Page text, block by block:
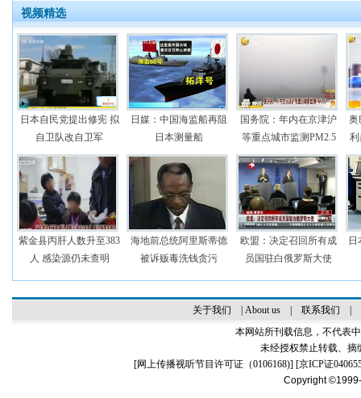
视频精选
日本自民党提出修宪 拟
自卫队改自卫军
日媒：中国海监船再阻
日本测量船
国务院：年内在京津沪
等重点城市监测PM2.5
奥
紫金县丙肝人数升至383
人 感染源仍未查明
海地前总统阿里斯蒂德
被诉贩毒洗钱贪污
欧盟：决定召回所有成
员国驻白俄罗斯大使
日
关于我们 About us| 联系我们
本网站所刊载信息，不代表
未经授权禁止转载、摘
[网上传播视听节目许可证（0106168)] [京ICP证
Copyright